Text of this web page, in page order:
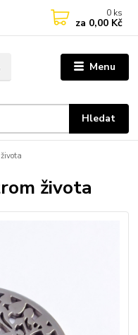
Menu
Hledat
0 ks
za 0,00 Kč
života